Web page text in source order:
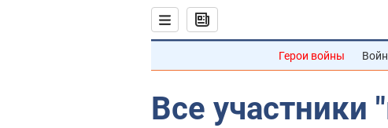
Герои войны
Все участники